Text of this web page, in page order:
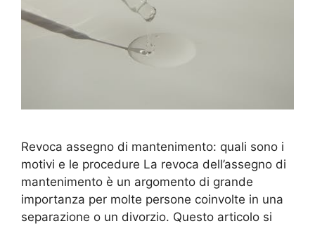
Revoca assegno di mantenimento: quali sono i
motivi e le procedure La revoca dell’assegno di
mantenimento è un argomento di grande
importanza per molte persone coinvolte in una
separazione o un divorzio. Questo articolo si